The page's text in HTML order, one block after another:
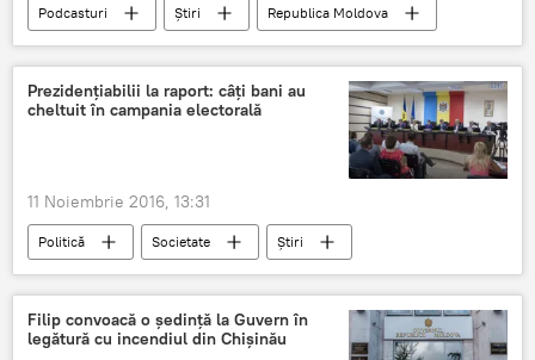
Podcasturi Știri
Republica Moldova
SUA
RUSIA
chisinau
Romania
Vladimir Putin
Donald Trump
Hillary Clinton
Prezidențiabilii la raport: câți bani au
cheltuit în campania electorală
11 Noiembrie 2016, 13:31
Politică Societate
Știri
Republica Moldova
Moldova, în febra alegerilor prezidenţiale
CEC
alegerile prezidențiale
13 noiembrie
Filip convoacă o şedinţă la Guvern în
legătură cu incendiul din Chişinău